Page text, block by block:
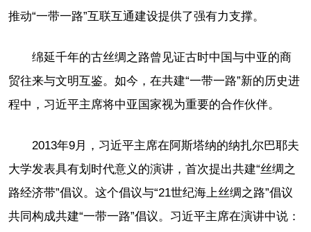
推动“一带一路”互联互通建设提供了强有力支撑。
绵延千年的古丝绸之路曾见证古时中国与中亚的商
贸往来与文明互鉴。如今，在共建“一带一路”新的历史进
程中，习近平主席将中亚国家视为重要的合作伙伴。
2013年9月，习近平主席在阿斯塔纳的纳扎尔巴耶夫
大学发表具有划时代意义的演讲，首次提出共建“丝绸之
路经济带”倡议。这个倡议与“21世纪海上丝绸之路”倡议
共同构成共建“一带一路”倡议。习近平主席在演讲中说：